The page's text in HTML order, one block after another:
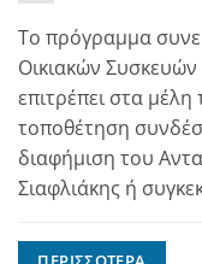
Το πρόγραμμα
Οικιακών Συσκευών
επιτρέπει στα
τοποθέτηση
διαφήμιση του
Σιαφλιάκης ή